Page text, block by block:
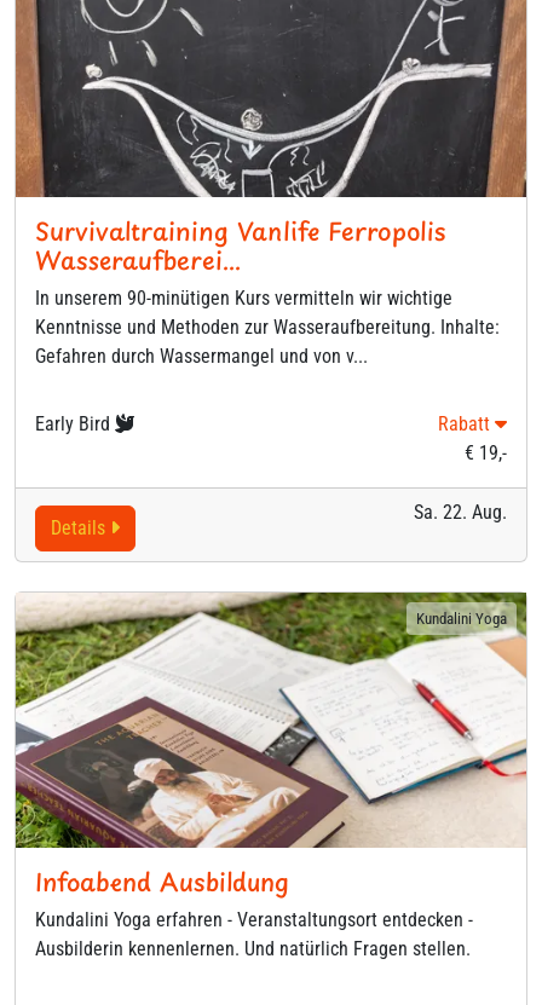
Survivaltraining Vanlife Ferropolis
Wasseraufberei...
In unserem 90-minütigen Kurs vermitteln wir wichtige
Kenntnisse und Methoden zur Wasseraufbereitung. Inhalte:
Gefahren durch Wassermangel und von v...
Early Bird
Rabatt
€ 19,-
Sa. 22. Aug.
Details
Kundalini Yoga
Infoabend Ausbildung
Kundalini Yoga erfahren - Veranstaltungsort entdecken -
Ausbilderin kennenlernen. Und natürlich Fragen stellen.